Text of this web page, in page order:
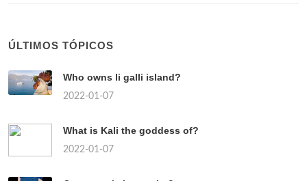
ÚLTIMOS TÓPICOS
Who owns li galli island?
2022-01-07
What is Kali the goddess of?
2022-01-07